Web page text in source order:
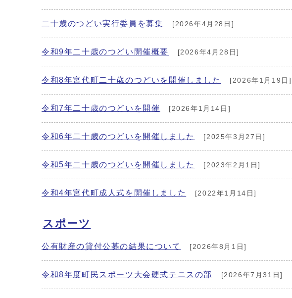
二十歳のつどい実行委員を募集 [2026年4月28日]
令和9年二十歳のつどい開催概要 [2026年4月28日]
令和8年宮代町二十歳のつどいを開催しました [2026年1月19日]
令和7年二十歳のつどいを開催 [2026年1月14日]
令和6年二十歳のつどいを開催しました [2025年3月27日]
令和5年二十歳のつどいを開催しました [2023年2月1日]
令和4年宮代町成人式を開催しました [2022年1月14日]
スポーツ
公有財産の貸付公募の結果について [2026年8月1日]
令和8年度町民スポーツ大会硬式テニスの部 [2026年7月31日]